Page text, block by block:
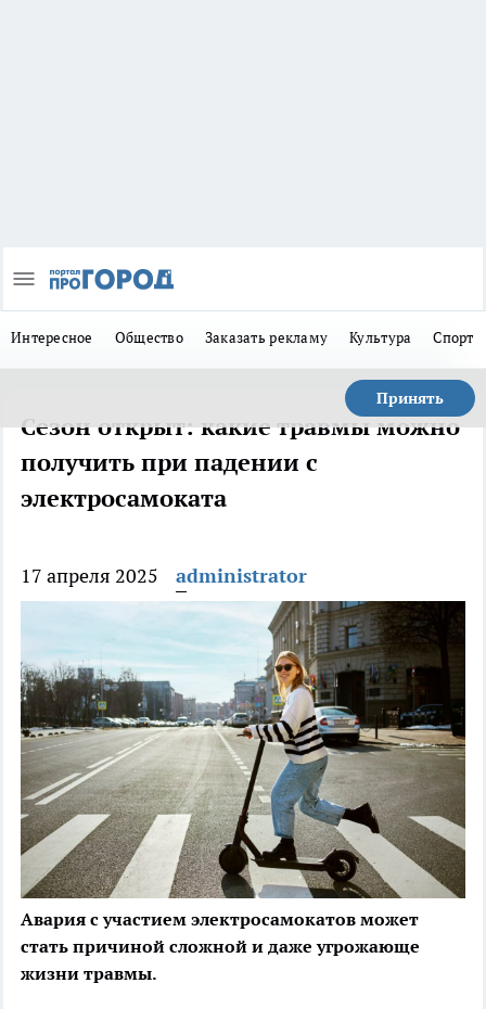
Интересное Общество Заказать рекламу Культура Спорт
Принять
Сезон открыт: какие травмы можно
получить при падении с
электросамоката
17 апреля 2025 administrator
Авария с участием электросамокатов может
стать причиной сложной и даже угрожающе
жизни травмы.